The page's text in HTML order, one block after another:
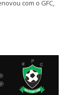
com o GFC,